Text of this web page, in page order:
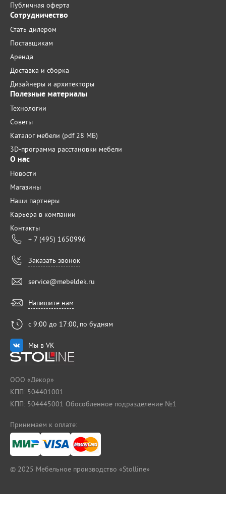
Публичная оферта
Сотрудничество
Стать дилером
Поставщикам
Аренда
Доставка и сборка
Дизайнеры и архитекторы
Полезные материалы
Технологии
Советы
Каталог мебели (pdf 28 МБ)
3D-программа расстановки мебели
О нас
Новости
Магазины
Наши партнеры
Карьера в компании
Контакты
+ 7 (495) 1650996
Заказать звонок
service@mebeldek.ru
Напишите нам
с 9:00 до 17:00, по будням
Мы в VK
ООО «Декор»
КПП: 504401001
КПП: 504445001 Обособленное подразделение №1
Принимаем к оплате:
© 2025 Мебельное производство «Stolline»